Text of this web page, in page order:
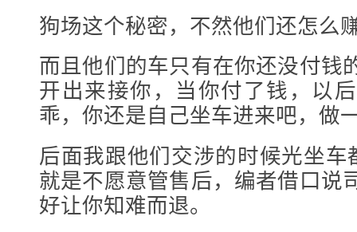
狗场这个秘密，不然他们还怎么
而且他们的车只有在你还没付钱
开出来接你，当你付了钱，以
乖，你还是自己坐车进来吧，做
后面我跟他们交涉的时候光坐车
就是不愿意管售后，编者借口说
好让你知难而退。